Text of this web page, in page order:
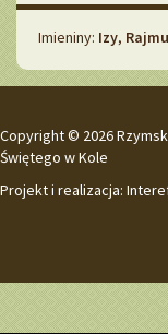
Imieniny
Imieniny: Izy,
Copyright © 2026
Świętego w Kole
Projekt i realizacja: